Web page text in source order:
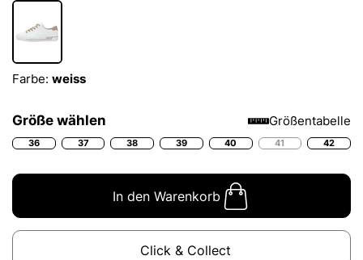
Farbe: weiss
Größe wählen Größentabelle
36 37 38 39 40 41 42
In den Warenkorb
Click & Collect